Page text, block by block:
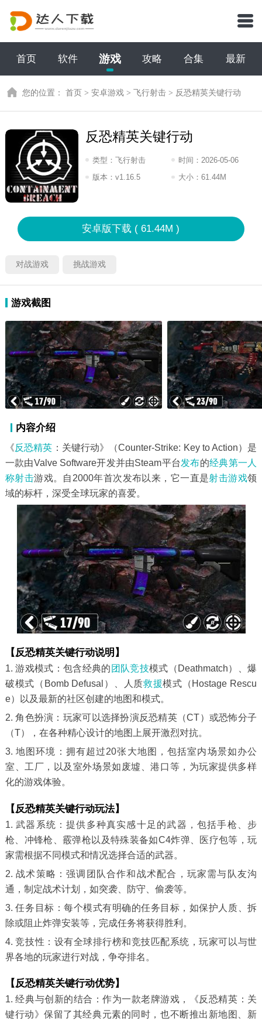
首页 软件 游戏 攻略 合集 最新
您的位置：首页 >安卓游戏 >飞行射击 > 反恐精英关键行动
反恐精英关键行动
类型：飞行射击 时间： 2026-05-06
07:2026
版本：v1.16.5 大小： 61.44M
安卓版下载 ( 61.44M )
对战游戏 挑战游戏
游戏截图
内容介绍
《反恐精英 ：关键行动》（Counter-Strike: Key to Action）是
一款由Valve Software开发并由Steam平台发布的经典第一人
称射击游戏。自2000年首次发布以来，它一直是射击游戏领
域的标杆，深受全球玩家的喜爱。
【反恐精英关键行动说明】
1. 游戏模式：包含经典的 团队竞技模式（Deathmatch）、爆
破模式（Bomb Defusal）、人质救援模式（Hostage Rescu
e）以及最新的社区创建的地图和模式。
2. 角色扮演：玩家可以选择扮演反恐精英（CT）或恐怖分子
（T），在各种精心设计的地图上展开激烈对抗。
3. 地图环境：拥有超过20张大地图，包括室内场景如办公
室、工厂，以及室外场景如废墟、港口等，为玩家提供多样
化的游戏体验。
【反恐精英关键行动玩法】
1. 武器系统：提供多种真实感十足的武器，包括手枪、步
枪、冲锋枪、霰弹枪以及特殊装备如C4炸弹、医疗包等，玩
家需根据不同模式和情况选择合适的武器。
2. 战术策略：强调团队合作和战术配合，玩家需与队友沟
通，制定战术计划，如突袭、防守、偷袭等。
3. 任务目标：每个模式有明确的任务目标，如保护人质、拆
除或阻止炸弹安装等，完成任务将获得胜利。
4. 竞技性：设有全球排行榜和竞技匹配系统，玩家可以与世
界各地的玩家进行对战，争夺排名。
【反恐精英关键行动优势】
1. 经典与创新的结合：作为一款老牌游戏，《反恐精英：关
键行动》保留了其经典元素的同时，也不断推出新地图、新